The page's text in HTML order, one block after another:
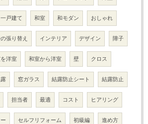
一戸建て 和室 和モダン おしゃれ
張り替え インテリア デザイン 障子
洋室 和室から洋室 壁 クロス
窓ガラス 結露防止シート 結露防止
担当者 最適 コスト ヒアリング
セルフリフォーム 初級編 進め方